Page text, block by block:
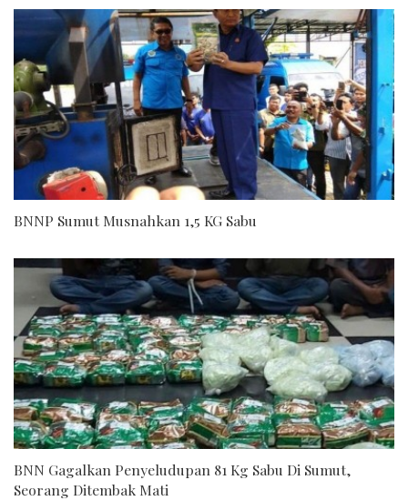
BNNP Sumut Musnahkan 1,5 KG Sabu
BNN Gagalkan Penyeludupan 81 Kg Sabu Di Sumut,
Seorang Ditembak Mati